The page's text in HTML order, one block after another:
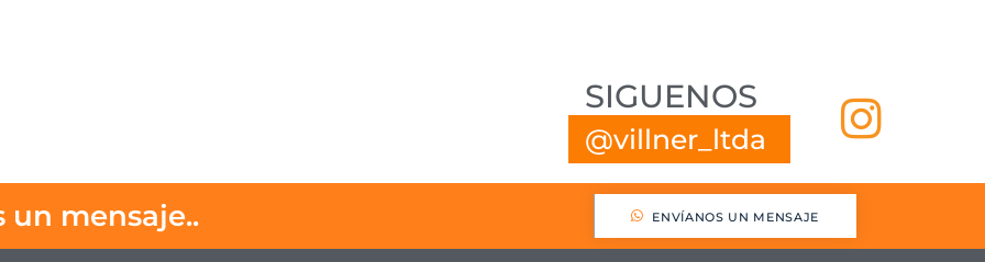
SIGUENOS
@villner ltda
un mensaje.. ENVÍANOS UN MENSAJE